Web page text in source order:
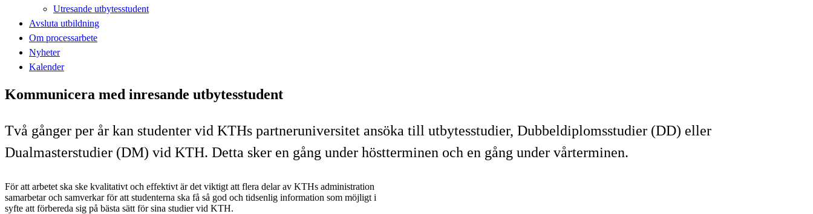
Utresande utbytesstudent
Avsluta utbildning
Om processarbete
Nyheter
Kalender
Kommunicera med inresande utbytesstudent
Två gånger per år kan studenter vid KTHs partneruniversitet ansöka till utbytesstudier, Dubbeldiplomsstudier (DD) eller
Dualmasterstudier (DM) vid KTH. Detta sker en gång under höstterminen och en gång under vårterminen.
För att arbetet ska ske kvalitativt och effektivt är det viktigt att flera delar av KTHs administration
samarbetar och samverkar för att studenterna ska få så god och tidsenlig information som möjligt i
syfte att förbereda sig på bästa sätt för sina studier vid KTH.